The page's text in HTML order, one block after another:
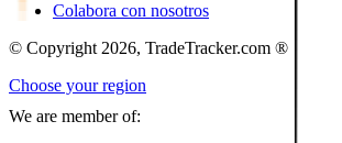
Colabora con nosotros
© Copyright 2026, TradeTracker.com ®
Choose your region
We are member of: